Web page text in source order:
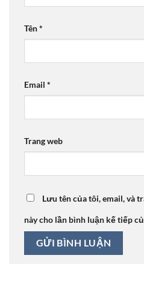
Tên*
Email *
Trang web
Lưu tên của tôi, email, và
này cho lần bình luận kế tiếp